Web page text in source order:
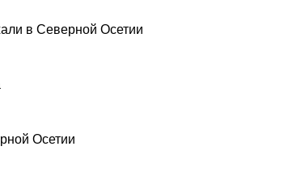
в Северной Осетии
Осетии